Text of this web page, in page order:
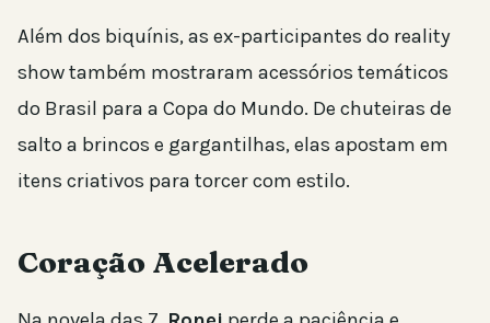
Além dos biquínis, as ex-participantes do reality
show também mostraram acessórios temáticos
do Brasil para a Copa do Mundo. De chuteiras de
salto a brincos e gargantilhas, elas apostam em
itens criativos para torcer com estilo.
Coração Acelerado